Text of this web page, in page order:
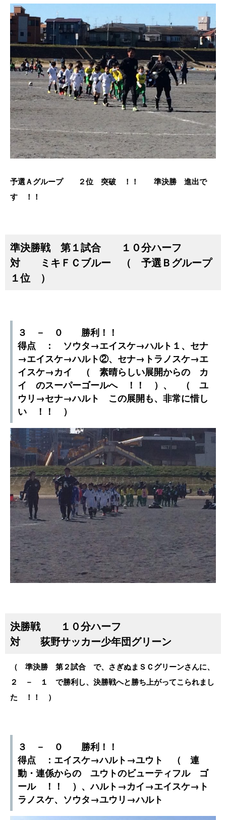
予選Ａグループ ２位 突破 ！！ 準決勝 進出で
す ！！
準決勝戦 第１試合 １０分ハーフ
対 ミキＦＣブルー （ 予選Ｂグループ
１位 ）
３ － ０ 勝利！！
得点 ： ソウタ→エイスケ→ハルト１、セナ
→エイスケ→ハルト②、セナ→トラノスケ→エ
イスケ→カイ （ 素晴らしい展開からの カ
イ のスーパーゴールへ ！！ ）、 （ ユ
ウリ→セナ→ハルト この展開も、非常に惜し
い ！！ ）
決勝戦 １０分ハーフ
対 荻野サッカー少年団グリーン
（ 準決勝 第２試合 で、さぎぬまＳＣグリーンさんに、
２ － １ で勝利し、決勝戦へと勝ち上がってこられまし
た ！！ ）
３ － ０ 勝利！！
得点 ：エイスケ→ハルト→ユウト （ 連
動・連係からの ユウトのビューティフル ゴ
ール ！！ ）、ハルト→カイ→エイスケ→ト
ラノスケ、ソウタ→ユウリ→ハルト